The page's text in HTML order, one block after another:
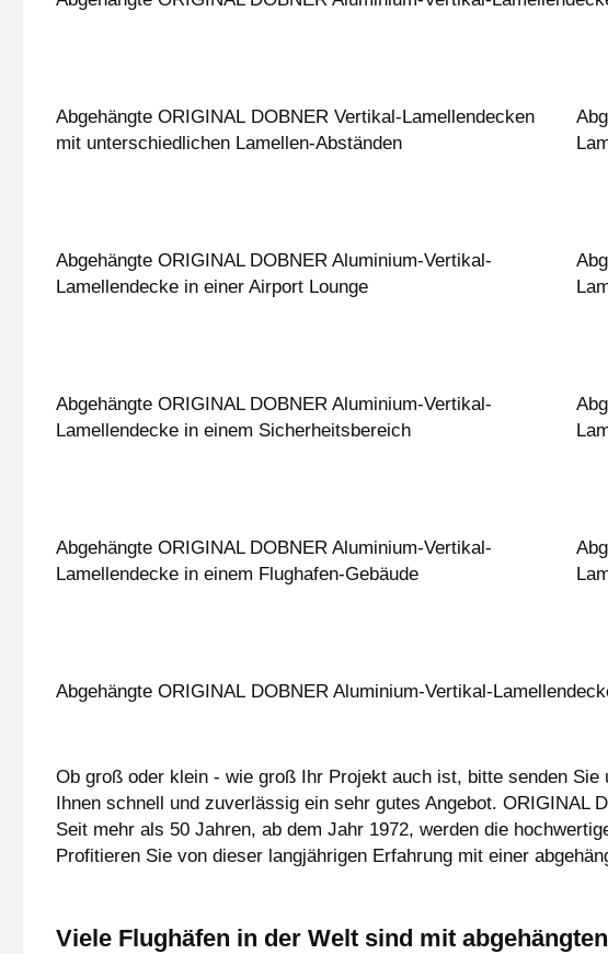
Abgehängte ORIGINAL DOBNER Vertikal-Lamellendecken
mit unterschiedlichen Lamellen-Abständen
Abgehängte ORIGINAL DOBNER Aluminium-Vertikal-
Lamellendecke in einer Airport Lounge
Abgehängte ORIGINAL DOBNER Aluminium-Vertikal-
Lamellendecke in einem Sicherheitsbereich
Abgehängte ORIGINAL DOBNER Aluminium-Vertikal-
Lamellendecke in einem Flughafen-Gebäude
Abgehängte ORIGINAL DOBNER Aluminium-Vertikal-
Ob groß oder klein - wie groß Ihr Projekt auch ist, bitte senden
Ihnen schnell und zuverlässig ein sehr gutes Angebot.
Seit mehr als 50 Jahren, ab dem Jahr 1972, werden die
Profitieren Sie von dieser langjährigen Erfahrung mit einer
Viele Flughäfen in der Welt sind mit